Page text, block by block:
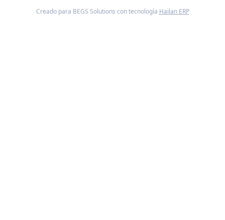
Creado para BEGS Solutions con tecnología Hailan ERP